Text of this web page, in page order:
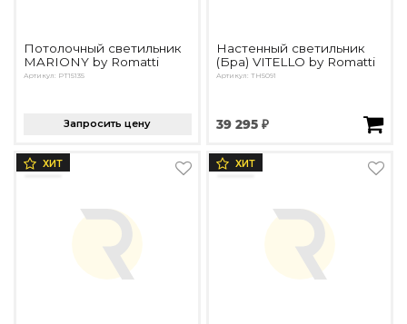
Потолочный светильник
MARIONY by Romatti
Артикул: PT15135
Запросить цену
Настенный светильник
(Бра) VITELLO by Romatti
Артикул: TH5091
39 295 ₽
ХИТ ХИТ